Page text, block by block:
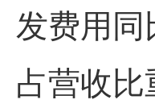
发费用
占营收